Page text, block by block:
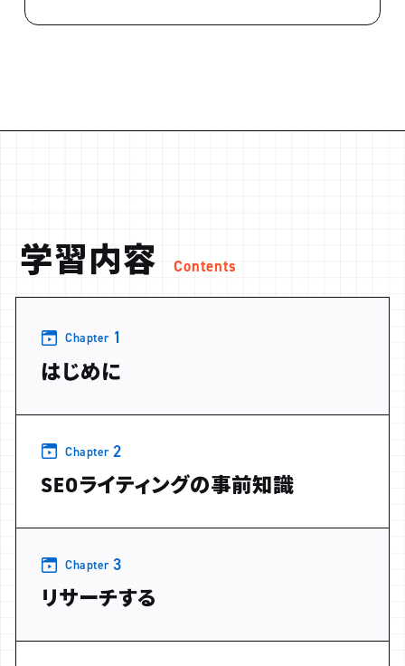
学習内容 Contents
Chapter 1
はじめに
Chapter 2
SEOライティングの事前知識
Chapter 3
リサーチする